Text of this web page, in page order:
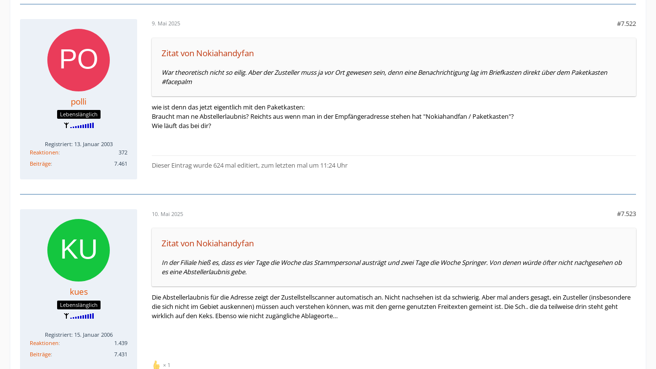
polli
Lebenslänglich
Registriert: 13. Januar 2003
Reaktionen
372
Beiträge
7.461
9. Mai 2025 #7.522
Zitat von Nokiahandyfan
War theoretisch nicht so eilig. Aber der Zusteller muss ja vor Ort gewesen sein, denn eine Benachrichtigung lag im Briefkasten direkt über dem Paketkasten
#facepalm
wie ist denn das jetzt eigentlich mit den Paketkasten:
Braucht man ne Abstellerlaubnis? Reichts aus wenn man in der Empfängeradresse stehen hat "Nokiahandfan / Paketkasten"?
Wie läuft das bei dir?
Dieser Eintrag wurde 624 mal editiert, zum letzten mal um 11:24 Uhr
kues
Lebenslänglich
Registriert: 15. Januar 2006
Reaktionen
1.439
Beiträge
7.431
10. Mai 2025 #7.523
Zitat von Nokiahandyfan
In der Filiale hieß es, dass es vier Tage die Woche das Stammpersonal austrägt und zwei Tage die Woche Springer. Von denen würde öfter nicht nachgesehen ob
es eine Abstellerlaubnis gebe.
Die Abstellerlaubnis für die Adresse zeigt der Zustellstellscanner automatisch an. Nicht nachsehen ist da schwierig. Aber mal anders gesagt, ein Zusteller (insbesondere
die sich nicht im Gebiet auskennen) müssen auch verstehen können, was mit den gerne genutzten Freitexten gemeint ist. Die Sch.. die da teilweise drin steht geht
wirklich auf den Keks. Ebenso wie nicht zugängliche Ablageorte…
1